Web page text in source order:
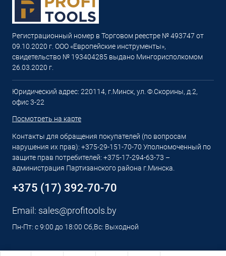
Регистрационный номер в Торговом реестре № 493747 от
09.10.2020 г. ООО «Европейские инструменты»,
свидетельство № 193404285 выдано Мингорисполкомом
26.03.2020 г.
Юридический адрес: 220114, г.Минск, ул. Ф.Скорины, д.2,
офис 3-22
Посмотреть на карте
Контакты для обращения покупателей (по вопросам
нарушения их прав): +375-29-151-70-70 Уполномоченный по
защите прав потребителей: +375-17-294-63-73 –
администрация Партизанского района г.Минска.
+375 (17) 392-70-70
Email: sales@profitools.by
Пн-Пт: с 9:00 до 18:00 Сб,Вс: Выходной